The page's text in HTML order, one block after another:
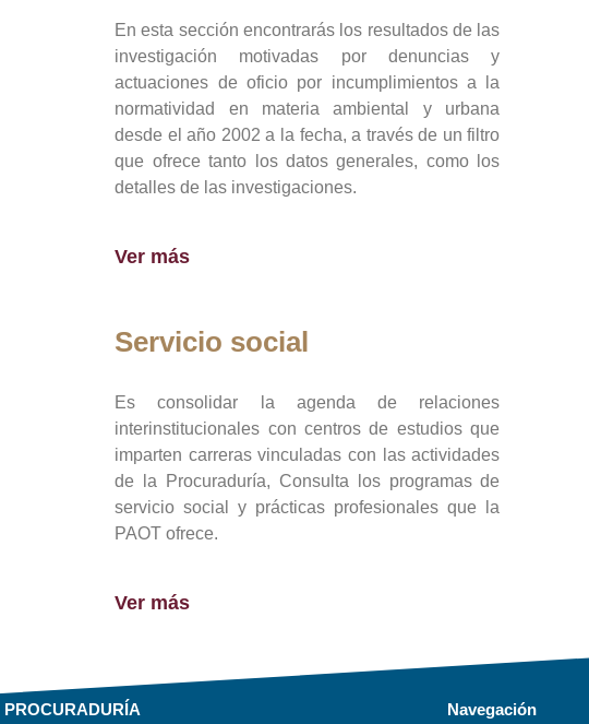
En esta sección encontrarás los resultados de las
investigación motivadas por denuncias y
actuaciones de oficio por incumplimientos a la
normatividad en materia ambiental y urbana
desde el año 2002 a la fecha, a través de un filtro
que ofrece tanto los datos generales, como los
detalles de las investigaciones.
Ver más
Servicio social
Es consolidar la agenda de relaciones
interinstitucionales con centros de estudios que
imparten carreras vinculadas con las actividades
de la Procuraduría, Consulta los programas de
servicio social y prácticas profesionales que la
PAOT ofrece.
Ver más
PROCURADURÍA Navegación